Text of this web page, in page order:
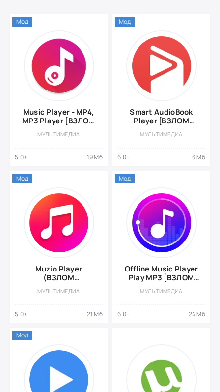
Music Player - MP4,
MP3 Player [ВЗЛОМ
Премиум]
МУЛЬТИМЕДИА
5.0+ 19 Мб
Мод
Smart AudioBook
Player [ВЗЛОМ
PRO]
МУЛЬТИМЕДИА
6.0+ 6 Мб
Мод
Muzio Player
(ВЗЛОМ
Премиум)
МУЛЬТИМЕДИА
5.0+ 21 Мб
Мод
Offline Music Player
Play MP3 [ВЗЛОМ
МУЛЬТИМЕДИА
6.0+ 24 Мб
Мод
Мод